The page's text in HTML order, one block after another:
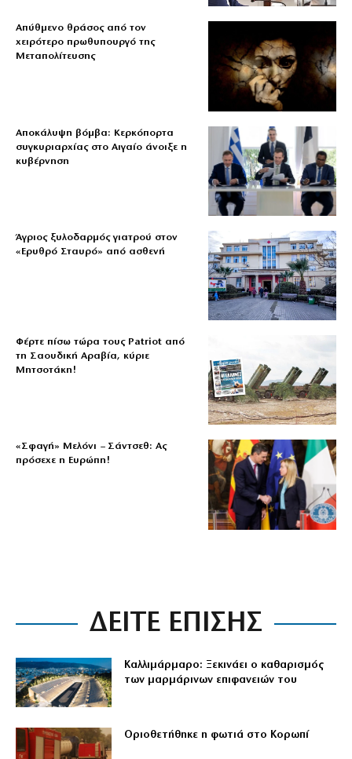
Απύθμενο θράσος από τον
χειρότερο πρωθυπουργό της
Μεταπολίτευσης
Αποκάλυψη βόμβα: Κερκόπορτα
συγκυριαρχίας στο Αιγαίο άνοιξε η
κυβέρνηση
Άγριος ξυλοδαρμός γιατρού στον
«Ερυθρό Σταυρό» από ασθενή
Φέρτε πίσω τώρα τους Patriot από
τη Σαουδική Αραβία, κύριε
Μητσοτάκη!
«Σφαγή» Μελόνι – Σάντσεθ: Ας
πρόσεχε η Ευρώπη!
ΔΕΙΤΕ ΕΠΙΣΗΣ
Καλλιμάρμαρο: Ξεκινάει ο καθαρισμός
των μαρμάρινων επιφανειών του
Οριοθετήθηκε η φωτιά στο Κορωπί